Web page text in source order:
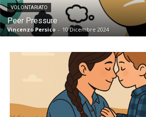
VOLONTARIATO
Peer Pressure
Vincenzo Persico - 10 Dicembre 2024